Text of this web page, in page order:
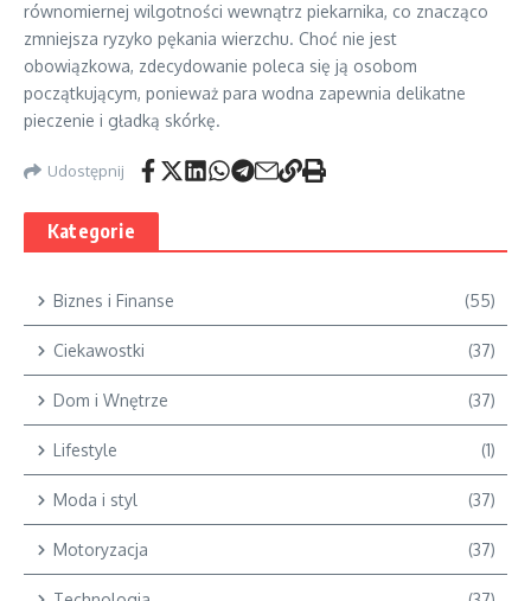
równomiernej wilgotności wewnątrz piekarnika, co znacząco
zmniejsza ryzyko pękania wierzchu. Choć nie jest
obowiązkowa, zdecydowanie poleca się ją osobom
początkującym, ponieważ para wodna zapewnia delikatne
pieczenie i gładką skórkę.
Udostępnij
Kategorie
Biznes i Finanse (55)
Ciekawostki (37)
Dom i Wnętrze (37)
Lifestyle (1)
Moda i styl (37)
Motoryzacja (37)